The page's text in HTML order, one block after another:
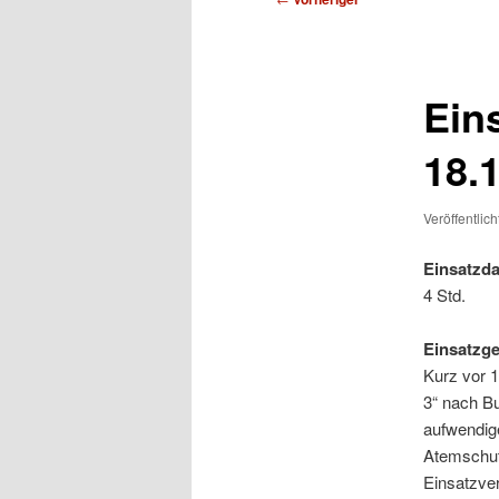
4 Std.
Kurz vor
3“ nach